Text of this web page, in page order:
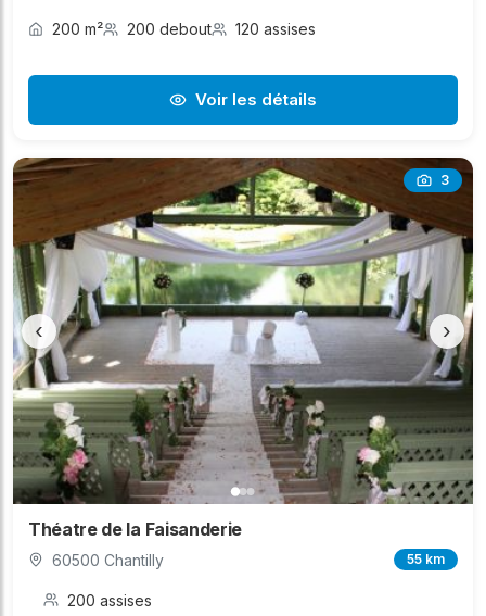
200 m² 200 debout 120 assises
Voir les détails
3
‹ ›
Théatre de la Faisanderie
60500 Chantilly 55 km
200 assises